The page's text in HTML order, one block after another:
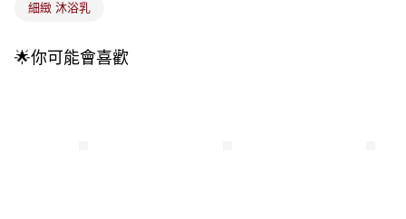
2.透過簡訊連結打開帳單後，可選擇「超商條碼／台灣大直營門市／銀行轉
【注意事項】
7-11取貨付款
細緻 沐浴乳
🌟你可能會喜歡